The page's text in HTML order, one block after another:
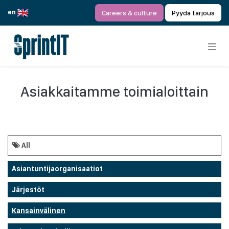
en
Careers & culture Pyydä tarjous
Asiakkaitamme toimialoittain
All
Asiantuntijaorganisaatiot
Järjestöt
Kansainvälinen